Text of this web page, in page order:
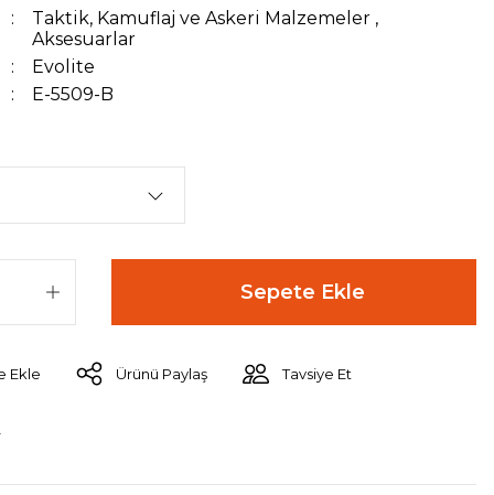
Taktik, Kamuflaj ve Askeri Malzemeler ,
Aksesuarlar
Evolite
E-5509-B
Sepete Ekle
Ürünü Paylaş Tavsiye Et